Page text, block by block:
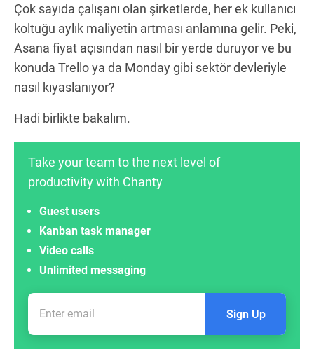
Çok sayıda çalışanı olan şirketlerde, her ek kullanıcı
koltuğu aylık maliyetin artması anlamına gelir. Peki,
Asana fiyat açısından nasıl bir yerde duruyor ve bu
konuda Trello ya da Monday gibi sektör devleriyle
nasıl kıyaslanıyor?
Hadi birlikte bakalım.
Take your team to the next level of
productivity with Chanty
Unlimited messaging
Video calls
Kanban task manager
Guest users
Sign Up